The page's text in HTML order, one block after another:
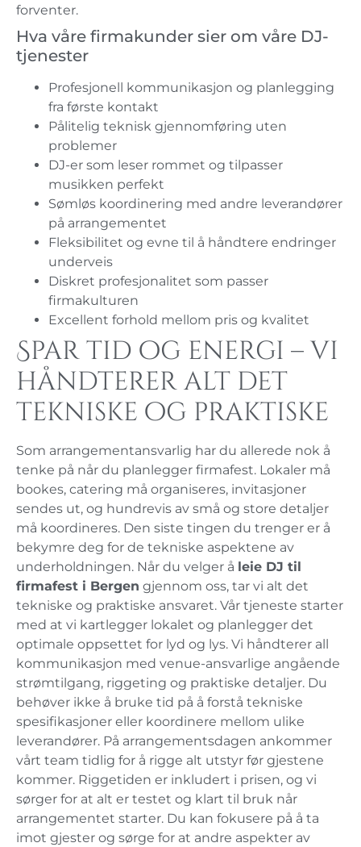
forventer.
Hva våre firmakunder sier om våre DJ-
tjenester
Profesjonell kommunikasjon og planlegging
fra første kontakt
Pålitelig teknisk gjennomføring uten
problemer
DJ-er som leser rommet og tilpasser
musikken perfekt
Sømløs koordinering med andre leverandører
på arrangementet
Fleksibilitet og evne til å håndtere endringer
underveis
Diskret profesjonalitet som passer
firmakulturen
Excellent forhold mellom pris og kvalitet
Spar tid og energi – vi
håndterer alt det
tekniske og praktiske
Som arrangementansvarlig har du allerede nok å
tenke på når du planlegger firmafest. Lokaler må
bookes, catering må organiseres, invitasjoner
sendes ut, og hundrevis av små og store detaljer
må koordineres. Den siste tingen du trenger er å
bekymre deg for de tekniske aspektene av
underholdningen. Når du velger å leie DJ til
firmafest i Bergen gjennom oss, tar vi alt det
tekniske og praktiske ansvaret. Vår tjeneste starter
med at vi kartlegger lokalet og planlegger det
optimale oppsettet for lyd og lys. Vi håndterer all
kommunikasjon med venue-ansvarlige angående
strømtilgang, riggeting og praktiske detaljer. Du
behøver ikke å bruke tid på å forstå tekniske
spesifikasjoner eller koordinere mellom ulike
leverandører. På arrangementsdagen ankommer
vårt team tidlig for å rigge alt utstyr før gjestene
kommer. Riggetiden er inkludert i prisen, og vi
sørger for at alt er testet og klart til bruk når
arrangementet starter. Du kan fokusere på å ta
imot gjester og sørge for at andre aspekter av